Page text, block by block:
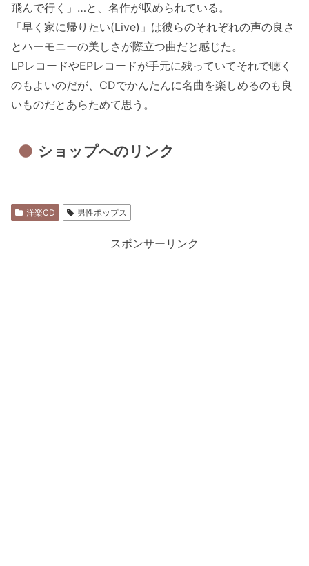
飛んで行く」…と、名作が収められている。
「早く家に帰りたい(Live)」は彼らのそれぞれの声の良さ
とハーモニーの美しさが際立つ曲だと感じた。
LPレコードやEPレコードが手元に残っていてそれで聴く
のもよいのだが、CDでかんたんに名曲を楽しめるのも良
いものだとあらためて思う。
ショップへのリンク
洋楽CD 男性ポップス
スポンサーリンク